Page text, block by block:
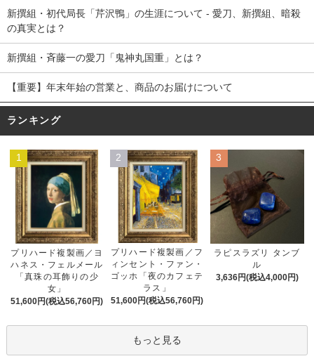
新撰組・初代局長「芹沢鴨」の生涯について - 愛刀、新撰組、暗殺
の真実とは？
新撰組・斉藤一の愛刀「鬼神丸国重」とは？
【重要】年末年始の営業と、商品のお届けについて
ランキング
1
プリハード複製画／ヨ
ハネス・フェルメール
「真珠の耳飾りの少
女」
51,600円(税込56,760円)
2
プリハード複製画／フ
ィンセント・ファン・
ゴッホ「夜のカフェテ
ラス」
51,600円(税込56,760円)
3
ラピスラズリ タンブ
ル
3,636円(税込4,000円)
もっと見る